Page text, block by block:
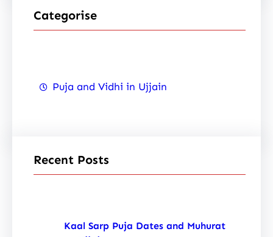
Categorise
Puja and Vidhi in Ujjain
Recent Posts
Kaal Sarp Puja Dates and Muhurat